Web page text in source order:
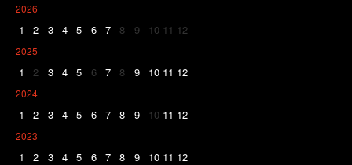
2026
1 2 3 4 5 6 7 8 9 10 11 12
2025
1 2 3 4 5 6 7 8 9 10 11 12
2024
1 2 3 4 5 6 7 8 9 10 11 12
2023
1 2 3 4 5 6 7 8 9 10 11 12